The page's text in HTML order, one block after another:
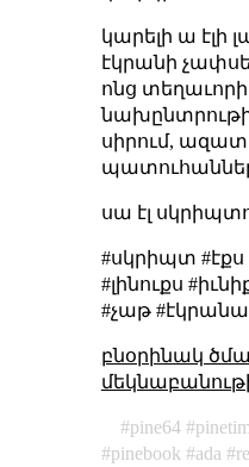
կարելի ա էլի
էկրանի
ոնց
սիրում,
սա էլ
#սկրիպտ #էքս
#լինուքս
#չաթ
բնօրինակ
pine64
pinebook
ada